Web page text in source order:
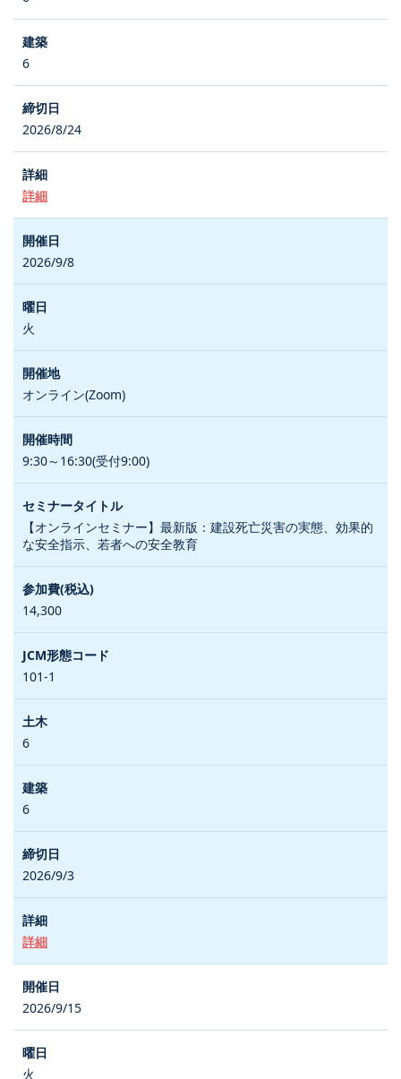
6
2026/8/24
詳細
2026/9/8
火
オンライン(Zoom)
9:30～16:30(受付9:00)
【オンラインセミナー】最新版：建設死亡災害の実態、効果的
な安全指示、若者への安全教育
14,300
101-1
6
6
2026/9/3
詳細
2026/9/15
火